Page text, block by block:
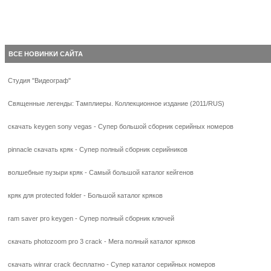
ВСЕ НОВИНКИ САЙТА
Студия "Видеограф"
Священные легенды: Тамплиеры. Коллекционное издание (2011/RUS)
скачать keygen sony vegas - Супер большой сборник серийных номеров
pinnacle скачать кряк - Супер полный сборник серийников
волшебные пузыри кряк - Самый большой каталог кейгенов
кряк для protected folder - Большой каталог кряков
ram saver pro keygen - Супер полный сборник ключей
скачать photozoom pro 3 crack - Мега полный каталог кряков
скачать winrar crack бесплатно - Супер каталог серийных номеров